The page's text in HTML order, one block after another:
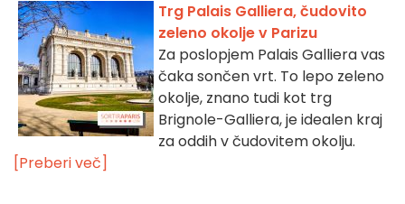
Trg Palais Galliera, čudovito
zeleno okolje v Parizu
Za poslopjem Palais Galliera vas
čaka sončen vrt. To lepo zeleno
okolje, znano tudi kot trg
Brignole-Galliera, je idealen kraj
za oddih v čudovitem okolju.
[Preberi več]